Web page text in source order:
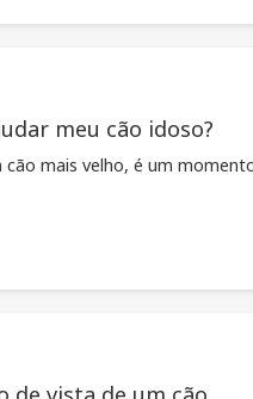
meu cão idoso?
mais velho, é um